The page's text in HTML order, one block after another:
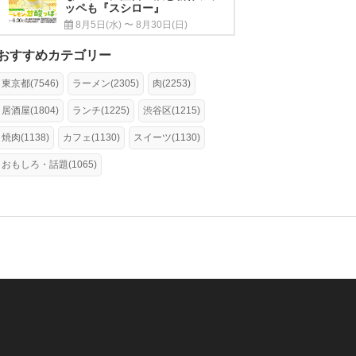
ッペも『スシロー』
8月5日(水) 〜 8月30日(日)
すすめカテゴリー
東京都(7546) ラーメン(2305) 肉(2253)
居酒屋(1804) ランチ(1225) 渋谷区(1215)
焼肉(1138) カフェ(1130) スイーツ(1130)
おもしろ・話題(1065)